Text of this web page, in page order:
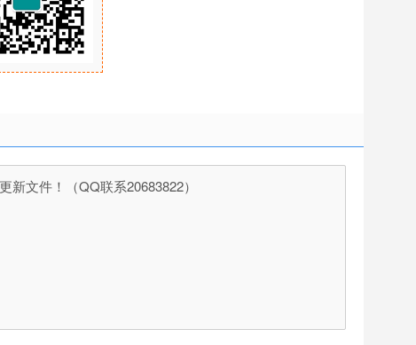
文件！（QQ联系20683822）